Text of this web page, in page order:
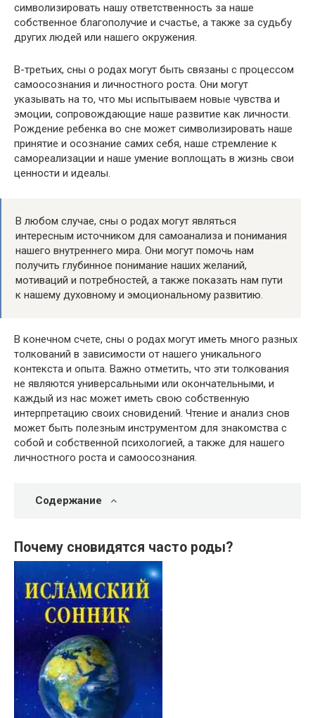
символизировать нашу ответственность за наше
собственное благополучие и счастье, а также за судьбу
других людей или нашего окружения.
В-третьих, сны о родах могут быть связаны с процессом
самоосознания и личностного роста. Они могут
указывать на то, что мы испытываем новые чувства и
эмоции, сопровождающие наше развитие как личности.
Рождение ребенка во сне может символизировать наше
принятие и осознание самих себя, наше стремление к
самореализации и наше умение воплощать в жизнь свои
ценности и идеалы.
В любом случае, сны о родах могут являться
интересным источником для самоанализа и понимания
нашего внутреннего мира. Они могут помочь нам
получить глубинное понимание наших желаний,
мотиваций и потребностей, а также показать нам пути
к нашему духовному и эмоциональному развитию.
В конечном счете, сны о родах могут иметь много разных
толкований в зависимости от нашего уникального
контекста и опыта. Важно отметить, что эти толкования
не являются универсальными или окончательными, и
каждый из нас может иметь свою собственную
интерпретацию своих сновидений. Чтение и анализ снов
может быть полезным инструментом для знакомства с
собой и собственной психологией, а также для нашего
личностного роста и самоосознания.
Содержание
Почему сновидятся часто роды?